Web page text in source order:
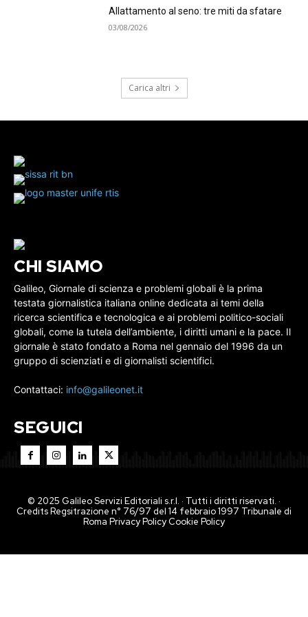
Allattamento al seno: tre miti da sfatare
03/08/2026
Carica altri
CHI SIAMO
Galileo, Giornale di scienza e problemi globali è la prima
testata giornalistica italiana online dedicata ai temi della
ricerca scientifica e tecnologica e ai problemi politico-sociali
globali, come la tutela dell’ambiente, i diritti umani e la pace. Il
giornale è stato fondato a Roma nel gennaio del 1996 da un
gruppo di scienziati e di giornalisti scientifici.
Contattaci: info@galileonet.it
SEGUICI
© 2025 Galileo Servizi Editoriali s.r.l. · Tutti i diritti riservati. ·
Credits Regsitrazione n° 76/97 del 14 febbraio 1997 Tribunale di
Roma Privacy PolicyCookie Policy